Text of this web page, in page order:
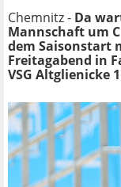
Chemnitz - Da
Mannschaft um
dem Saisonstart
Freitagabend in
VSG Altglienicke